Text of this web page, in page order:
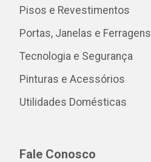
Pisos e Revestimentos
Portas, Janelas e Ferragens
Tecnologia e Segurança
Pinturas e Acessórios
Utilidades Domésticas
Fale Conosco